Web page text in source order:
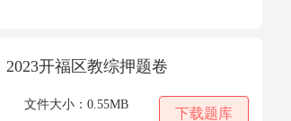
2023开福区教综押题卷
文件大小： 0.55MB
下载题库